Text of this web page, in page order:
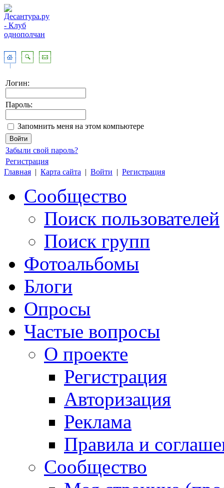
Логин:
Пароль:
Запомнить меня на этом компьютере
Забыли свой пароль?
Регистрация
Главная | Карта сайта | Войти | Регистрация
Сообщество
Поиск пользователей
Поиск групп
Фотоальбомы
Блоги
Опросы
Частые вопросы
О проекте
Регистрация
Авторизация
Реклама
Правила и
Сообщество